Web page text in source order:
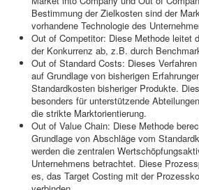
Bestimmung der Zielkosten sind der
vorhandene Technologie des
Out of Competitor: Diese Methode leitet
der Konkurrenz ab, z.B. durch
Out of Standard Costs: Dieses
auf Grundlage von bisherigen
Standardkosten bisheriger Produkte.
besonders für unterstützende
die strikte Marktorientierung.
Out of Value Chain: Diese Methode
Grundlage von Abschläge vom
werden die zentralen
Unternehmens betrachtet. Diese
es, das Target Costing mit der